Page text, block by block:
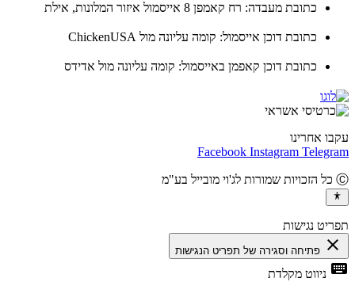
כתובת מעבדה: רח קאמפן 8 אייסמול איזור המלונות, אילת
כתובת דוכן אייסמול: קומה עליונה מול ChickenUSA
כתובת דוכן קאפמן באייסמול: קומה עליונה מול אדידס
אחרינו
Facebook Instagram
נגישות
פתיחה וסגירה של תפריט הנגישות
ניווט מקלדת